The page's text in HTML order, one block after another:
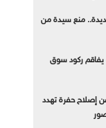
منع سيدة من
يفاقم ركود سوق
إصلاح حفرة تهدد